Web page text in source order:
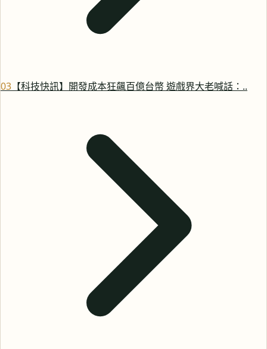
03 【科技快訊】開發成本狂飆百億台幣 遊戲界大老喊話：..